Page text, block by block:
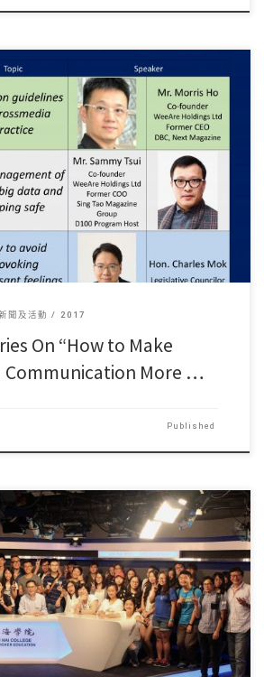
聞及活動 2017
On “How to Make
Communication More …
Published